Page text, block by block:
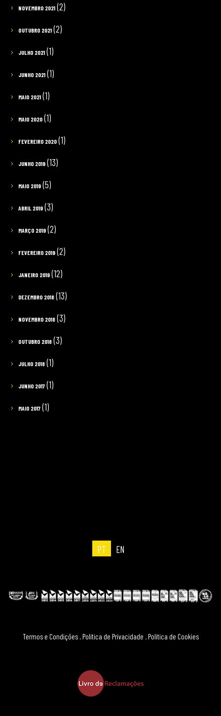
NOVEMBRO 2021(2)
OUTUBRO 2021(2)
JULHO 2021(1)
JUNHO 2021(1)
MAIO 2021(1)
MAIO 2020(1)
FEVEREIRO 2020(1)
JUNHO 2019(13)
MAIO 2019(5)
ABRIL 2019(3)
MARÇO 2019(2)
FEVEREIRO 2019(2)
JANEIRO 2019(12)
DEZEMBRO 2018(13)
NOVEMBRO 2018(3)
OUTUBRO 2018(3)
JULHO 2018(1)
JUNHO 2017(1)
MAIO 2017(1)
PT EN
Termos e Condições .Política de Privacidade .Política de Cookies